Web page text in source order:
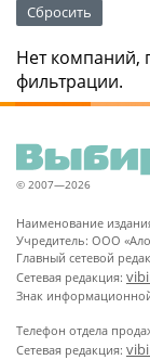
Сбросить
Нет компаний,
фильтрации.
© 2007—2026
Наименование
Учредитель: ООО
Главный сетевой
Сетевая редакция:
Знак
Телефон отдела
Сетевая редакция: